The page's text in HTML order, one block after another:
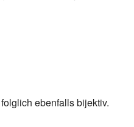
ebenfalls bijektiv.